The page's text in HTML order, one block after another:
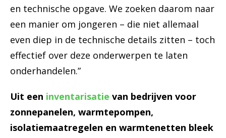
en technische opgave. We zoeken daarom naar
een manier om jongeren – die niet allemaal
even diep in de technische details zitten – toch
effectief over deze onderwerpen te laten
onderhandelen.”
Uit een inventarisatie van bedrijven voor
zonnepanelen, warmtepompen,
isolatiemaatregelen en warmtenetten bleek